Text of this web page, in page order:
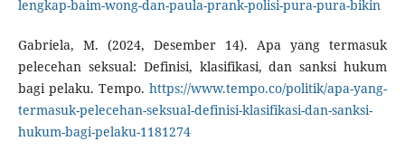
lengkap-baim-wong-dan-paula-prank-polisi-pura-pura-bikin
Gabriela, M. (2024, Desember 14). Apa yang termasuk
pelecehan seksual: Definisi, klasifikasi, dan sanksi hukum
bagi pelaku. Tempo.https://www.tempo.co/politik/apa-yang-
termasuk-pelecehan-seksual-definisi-klasifikasi-dan-sanksi-
hukum-bagi-pelaku-1181274